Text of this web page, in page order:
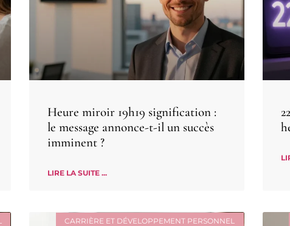
Heure miroir 19h19 signification :
le message annonce-t-il un succès
imminent ?
LIRE LA SUITE ...
CARRIÈRE ET DÉVELOPPEMENT PERSONNEL